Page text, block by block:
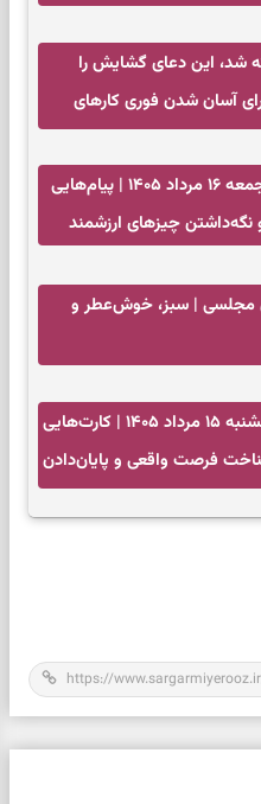
شد، این دعای گشایش را
آسان شدن فوری کارهای
فال فرشتگان امروز جمعه ۱۶ مرداد ۱۴۰۵ | پیام‌هایی
نگه‌داشتن چیزهای ارزشمند
مجلسی | سبز، خوش‌عطر و
فال تاروت امروز پنجشنبه ۱۵ مرداد ۱۴۰۵ | کارت‌هایی
فرصت واقعی و پایان‌دادن